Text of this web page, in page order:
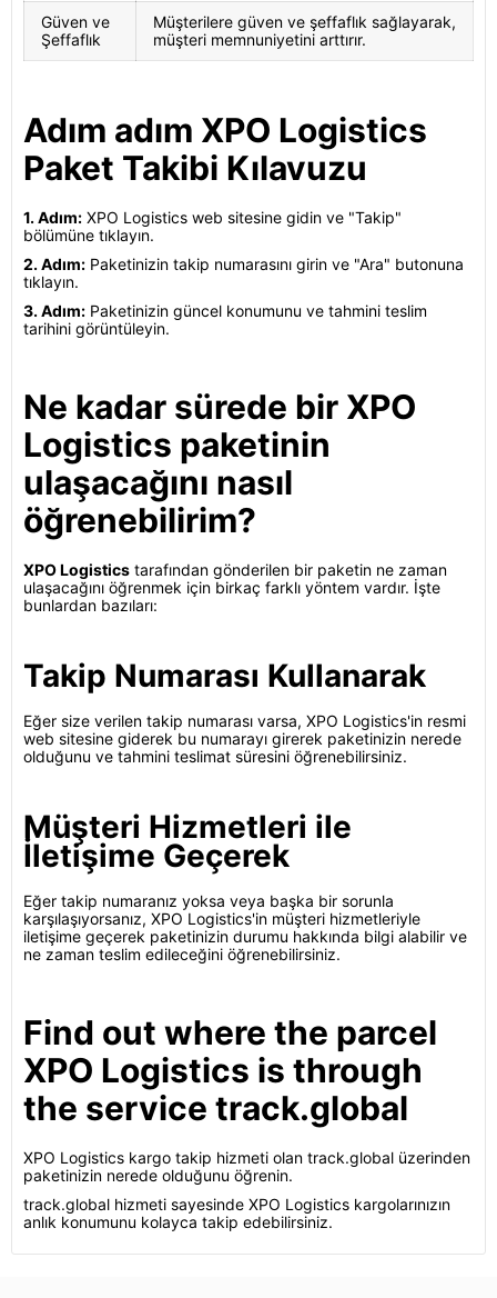
Güven ve
Şeffaflık
Müşterilere güven ve şeffaflık sağlayarak,
müşteri memnuniyetini arttırır.
Adım adım XPO Logistics
Paket Takibi Kılavuzu
1. Adım: XPO Logistics web sitesine gidin ve "Takip"
bölümüne tıklayın.
2. Adım: Paketinizin takip numarasını girin ve "Ara" butonuna
tıklayın.
3. Adım: Paketinizin güncel konumunu ve tahmini teslim
tarihini görüntüleyin.
Ne kadar sürede bir XPO
Logistics paketinin
ulaşacağını nasıl
öğrenebilirim?
XPO Logistics tarafından gönderilen bir paketin ne zaman
ulaşacağını öğrenmek için birkaç farklı yöntem vardır. İşte
bunlardan bazıları:
Takip Numarası Kullanarak
Eğer size verilen takip numarası varsa, XPO Logistics'in resmi
web sitesine giderek bu numarayı girerek paketinizin nerede
olduğunu ve tahmini teslimat süresini öğrenebilirsiniz.
Müşteri Hizmetleri ile
İletişime Geçerek
Eğer takip numaranız yoksa veya başka bir sorunla
karşılaşıyorsanız, XPO Logistics'in müşteri hizmetleriyle
iletişime geçerek paketinizin durumu hakkında bilgi alabilir ve
ne zaman teslim edileceğini öğrenebilirsiniz.
Find out where the parcel
XPO Logistics is through
the service track.global
XPO Logistics kargo takip hizmeti olan track.global üzerinden
paketinizin nerede olduğunu öğrenin.
track.global hizmeti sayesinde XPO Logistics kargolarınızın
anlık konumunu kolayca takip edebilirsiniz.